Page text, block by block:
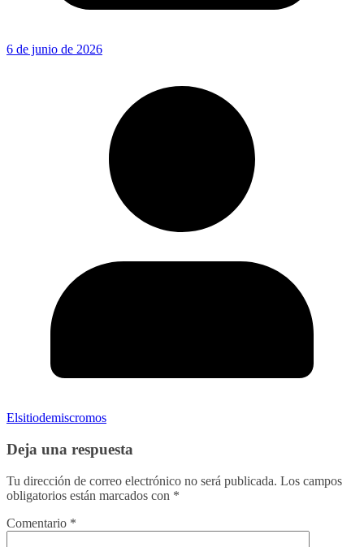
6 de junio de 2026
Elsitiodemiscromos
Deja una respuesta
Tu dirección de correo electrónico no será publicada. Los campos
obligatorios están marcados con *
Comentario *